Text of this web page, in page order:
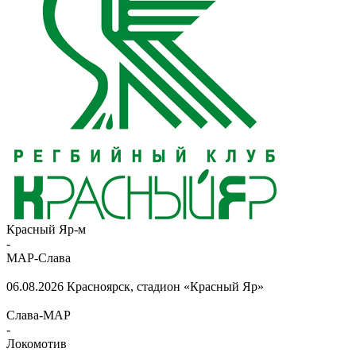
Красный Яр-м
-
МАР-Слава
06.08.2026 Красноярск, стадион «Красный Яр»
Слава-МАР
-
Локомотив